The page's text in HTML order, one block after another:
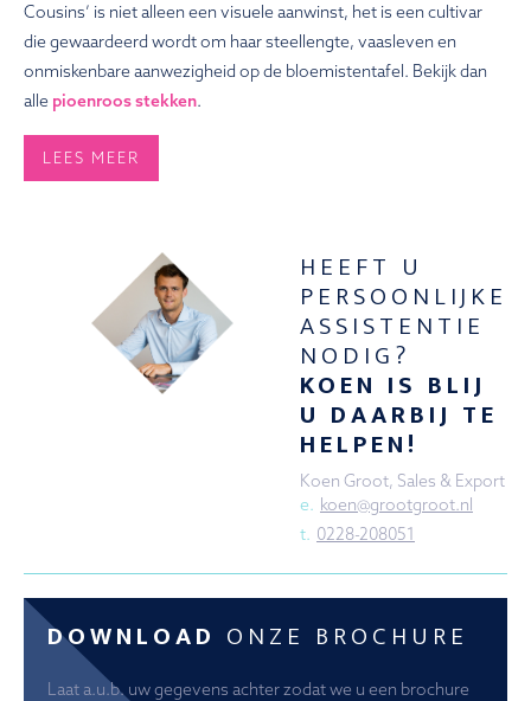
Cousins’ is niet alleen een visuele aanwinst, het is een cultivar
die gewaardeerd wordt om haar steellengte, vaasleven en
onmiskenbare aanwezigheid op de bloemistentafel. Bekijk dan
alle pioenroos stekken.
LEES MEER
HEEFT U
PERSOONLIJKE
ASSISTENTIE
NODIG?
KOEN IS BLIJ
U DAARBIJ TE
HELPEN!
Koen Groot, Sales & Export
e. koen@grootgroot.nl
t. 0228-208051
DOWNLOAD ONZE BROCHURE
Laat a.u.b. uw gegevens achter zodat we u een brochure